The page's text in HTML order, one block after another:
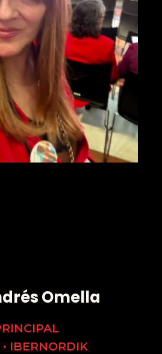
Omella
· IBERNORDIK